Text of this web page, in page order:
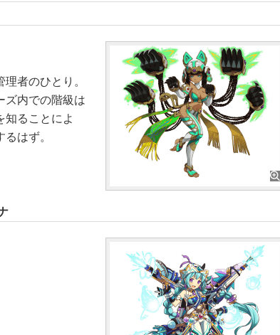
者のひとり。
ズ内での階級は
知ることによ
はず。